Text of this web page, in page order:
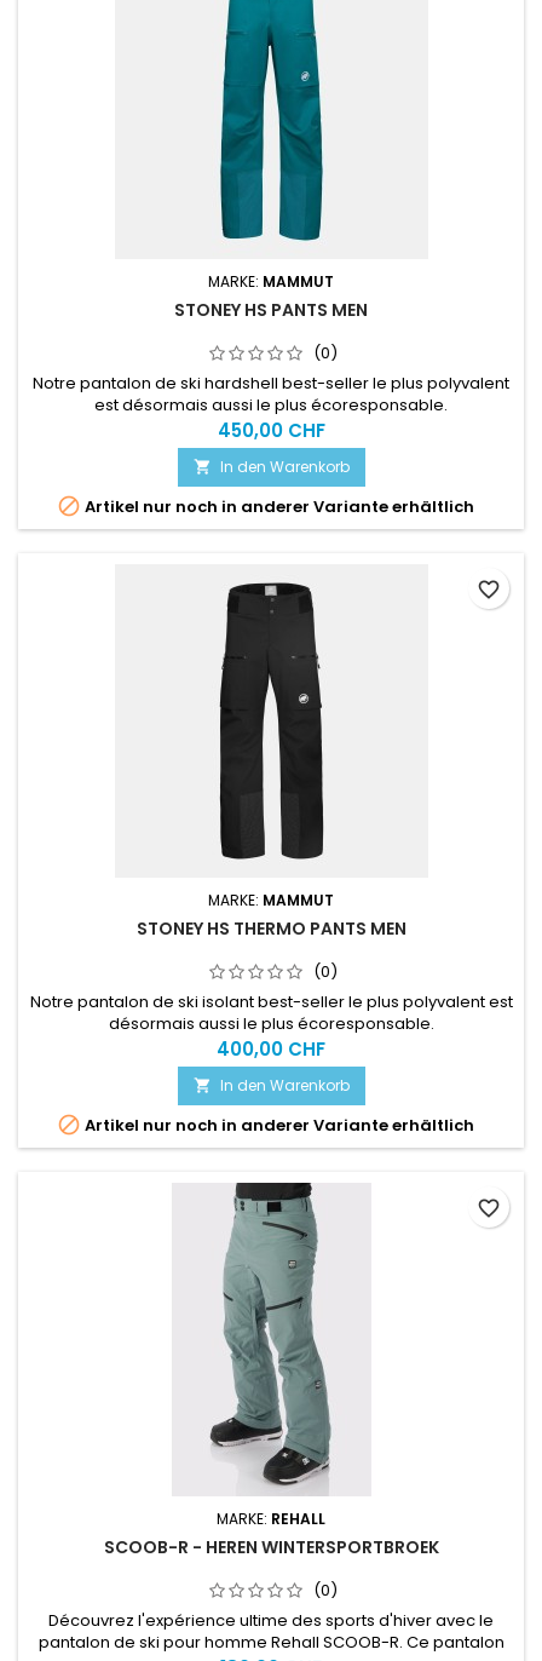
MARKE: MAMMUT
STONEY HS PANTS MEN
(0)
Notre pantalon de ski hardshell best-seller le plus polyvalent
est désormais aussi le plus écoresponsable.
450,00 CHF
 In den Warenkorb
 Artikel nur noch in anderer Variante erhältlich
MARKE: MAMMUT
STONEY HS THERMO PANTS MEN
(0)
Notre pantalon de ski isolant best-seller le plus polyvalent est
désormais aussi le plus écoresponsable.
400,00 CHF
 In den Warenkorb
 Artikel nur noch in anderer Variante erhältlich
favorite_border
MARKE: REHALL
SCOOB-R - HEREN WINTERSPORTBROEK
(0)
Découvrez l'expérience ultime des sports d'hiver avec le
pantalon de ski pour homme Rehall SCOOB-R. Ce pantalon
favorite_border